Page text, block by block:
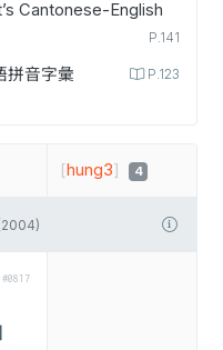
Cantonese-English
P.141
拼音字彙 P.123
[hung3] 4
#0817